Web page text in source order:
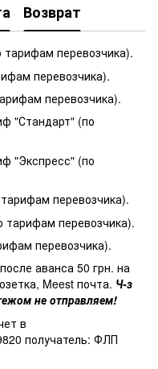
Возврат
перевозчика).
перевозчика).
перевозчика).
"Стандарт" (по
"Экспресс" (по
перевозчика).
тарифам перевозчика).
перевозчика).
аванса 50 грн. на
Meest почта. Ч-з
не отправляем!
в
получатель: ФЛП